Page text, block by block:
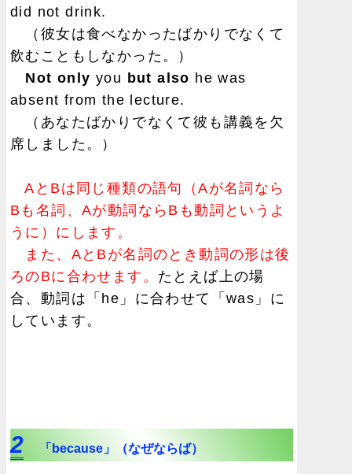
did not drink.
（彼女は食べなかったばかりでなくて
飲むこともしなかった。）
Not only you but also he was
absent from the lecture.
（あなたばかりでなくて彼も講義を欠
席しました。）
AとBは同じ種類の語句（Aが名詞なら
Bも名詞、Aが動詞ならBも動詞というよ
うに）にします。
また、AとBが名詞のとき動詞の形は後
ろのBに合わせます。 たとえば上の場
合、動詞は「he」に合わせて「was」に
しています。
2 「because」（なぜならば）